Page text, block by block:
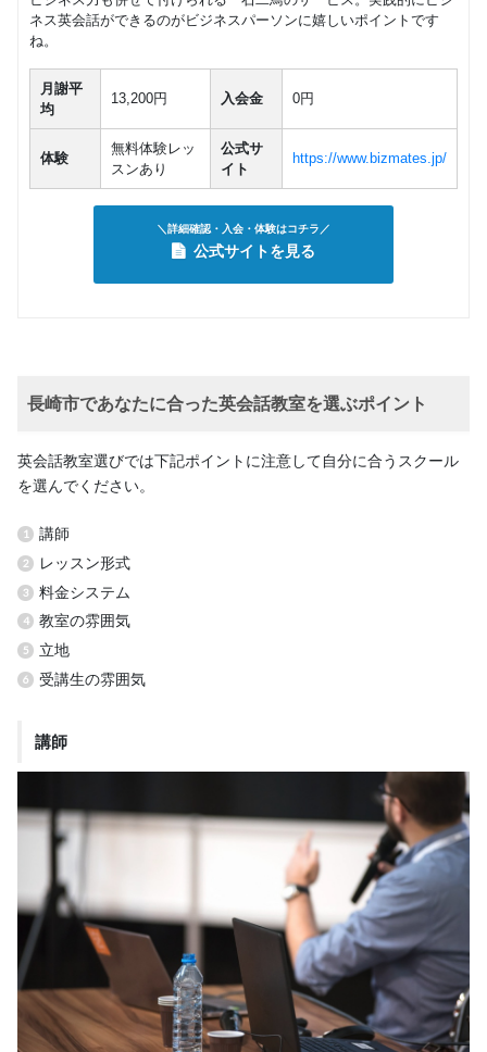
ネス英会話ができるのがビジネスパーソンに嬉しいポイントです
ね。
月謝平
均
13,200円 入会金 0円
体験
無料体験レッ
スンあり
公式サ
イト
https://www.bizmates.jp/
＼詳細確認・入会・体験はコチラ／
公式サイトを見る
長崎市であなたに合った英会話教室を選ぶポイント
英会話教室選びでは下記ポイントに注意して自分に合うスクール
を選んでください。
講師
レッスン形式
料金システム
教室の雰囲気
立地
受講生の雰囲気
講師